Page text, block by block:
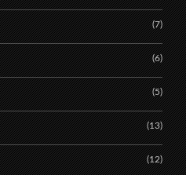
(7)
(6)
(5)
(13)
(12)